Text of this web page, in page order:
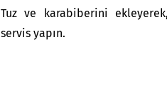
Tuz ve karabiberini
servis yapın.